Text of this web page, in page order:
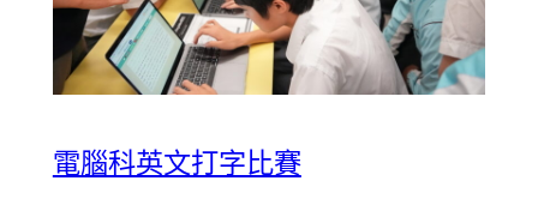
電腦科英文打字比賽